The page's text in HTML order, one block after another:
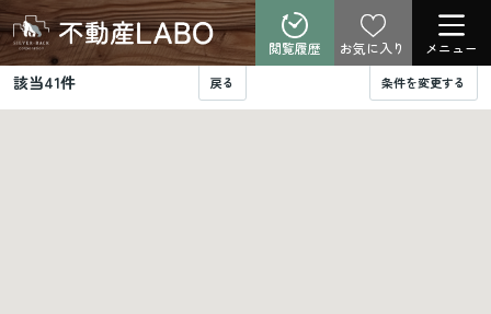
閲覧履歴 お気に入り メニュー
該当41件 戻る 条件を変更する